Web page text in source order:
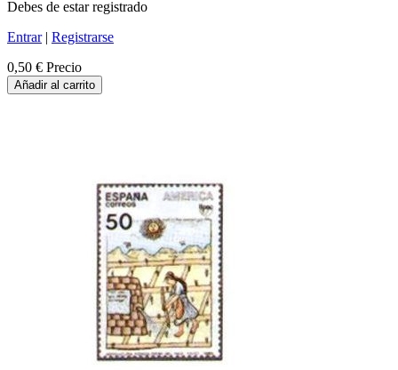
Debes de estar registrado
Entrar| Registrarse
0,50 € Precio
Añadir al carrito